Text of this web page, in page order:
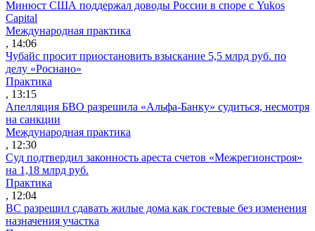
Минюст США поддержал доводы России в споре с Yukos
Capital
Международная практика
, 14:06
Чубайс просит приостановить взыскание 5,5 млрд руб. по
делу «Роснано»
Практика
, 13:15
Апелляция БВО разрешила «Альфа-Банку» судиться, несмотря
на санкции
Международная практика
, 12:30
Суд подтвердил законность ареста счетов «Межрегионстроя»
на 1,18 млрд руб.
Практика
, 12:04
ВС разрешил сдавать жилые дома как гостевые без изменения
назначения участка